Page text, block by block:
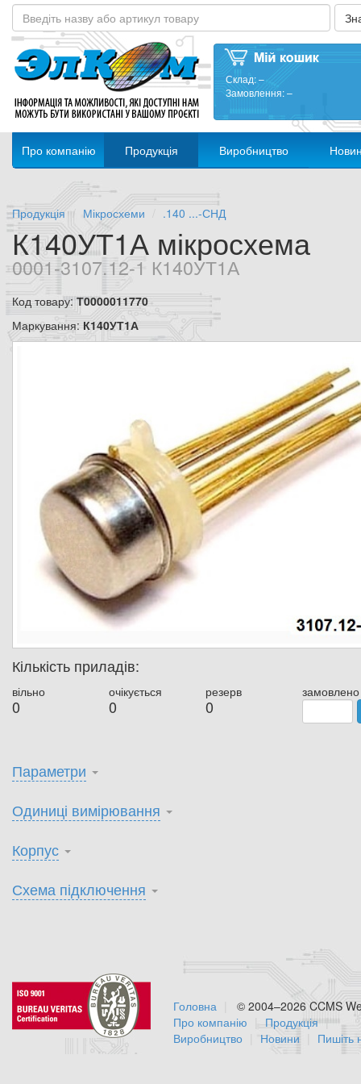
Склад:–
Замовлення:–
Про компанію Продукція Виробництво
Продукція Мікросхеми .140 ...-СНД
К140УТ1А мікросхема
0001-3107.12-1 К140УТ1А
Код товару:Т0000011770
Маркування: К140УТ1А
Кількість приладів:
вільно
0
очікується
0
резерв
0
замовлено
Параметри
Одиниці вимірювання
Корпус
Схема підключення
© 2004–2026 CCMS
Головна
Про компанію
Продукція
Виробництво
Новини Пишіть